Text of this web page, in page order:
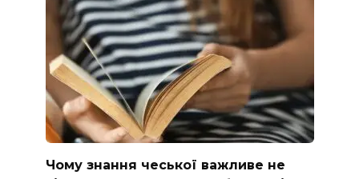
Чому знання чеської важливе не